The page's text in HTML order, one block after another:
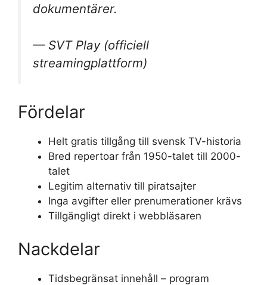
dokumentärer.
— SVT Play (officiell
streamingplattform)
Fördelar
Helt gratis tillgång till svensk TV-historia
Bred repertoar från 1950-talet till 2000-
talet
Legitim alternativ till piratsajter
Inga avgifter eller prenumerationer krävs
Tillgängligt direkt i webbläsaren
Nackdelar
Tidsbegränsat innehåll – program